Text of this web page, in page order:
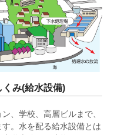
み(給水設備)
、学校、高層ビルまで、
。水を配る給水設備とは